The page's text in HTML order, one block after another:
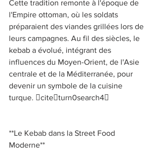
Cette tradition remonte à l'époque de
l'Empire ottoman, où les soldats
préparaient des viandes grillées lors de
leurs campagnes. Au fil des siècles, le
kebab a évolué, intégrant des
influences du Moyen-Orient, de l'Asie
centrale et de la Méditerranée, pour
devenir un symbole de la cuisine
turque. citeturn0search4
**Le Kebab dans la Street Food
Moderne**